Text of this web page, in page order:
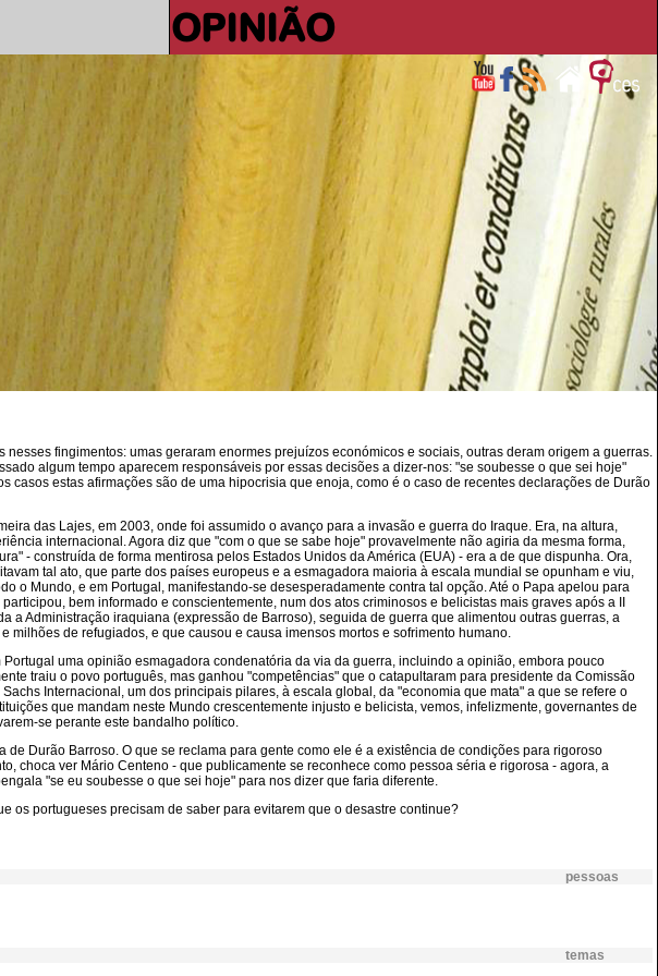
OPINIÃO
fingimentos: umas geraram enormes prejuízos económicos e sociais, outras deram origem a guerras.
algum tempo aparecem responsáveis por essas decisões a dizer-nos: "se soubesse o que sei hoje"
casos estas afirmações são de uma hipocrisia que enoja, como é o caso de recentes declarações de Durão
das Lajes, em 2003, onde foi assumido o avanço para a invasão e guerra do Iraque. Era, na altura,
internacional. Agora diz que "com o que se sabe hoje" provavelmente não agiria da mesma forma,
- construída de forma mentirosa pelos Estados Unidos da América (EUA) - era a de que dispunha. Ora,
tal ato, que parte dos países europeus e a esmagadora maioria à escala mundial se opunham e viu,
o Mundo, e em Portugal, manifestando-se desesperadamente contra tal opção. Até o Papa apelou para
bem informado e conscientemente, num dos atos criminosos e belicistas mais graves após a II
a Administração iraquiana (expressão de Barroso), seguida de guerra que alimentou outras guerras, a
milhões de refugiados, e que causou e causa imensos mortos e sofrimento humano.
uma opinião esmagadora condenatória da via da guerra, incluindo a opinião, embora pouco
traiu o povo português, mas ganhou "competências" que o catapultaram para presidente da Comissão
Internacional, um dos principais pilares, à escala global, da "economia que mata" a que se refere o
que mandam neste Mundo crescentemente injusto e belicista, vemos, infelizmente, governantes de
se perante este bandalho político.
Durão Barroso. O que se reclama para gente como ele é a existência de condições para rigoroso
choca ver Mário Centeno - que publicamente se reconhece como pessoa séria e rigorosa - agora, a
"se eu soubesse o que sei hoje" para nos dizer que faria diferente.
os portugueses precisam de saber para evitarem que o desastre continue?
pessoas
temas